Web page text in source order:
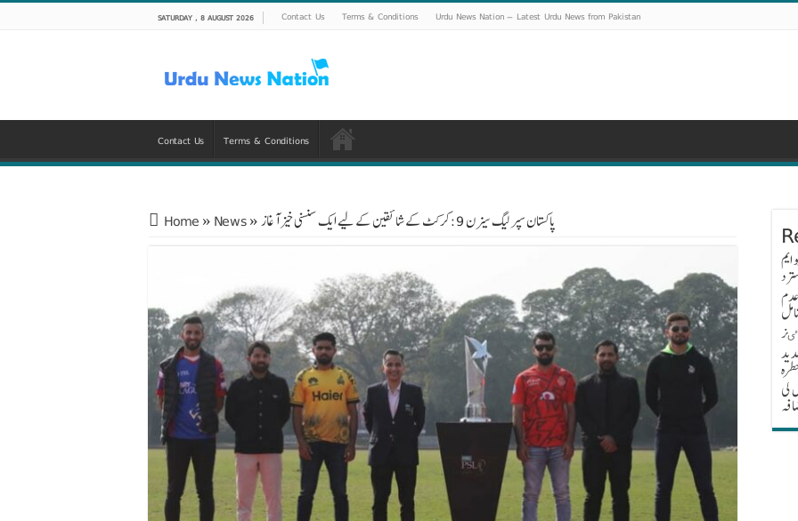
SATURDAY , 8 AUGUST 2026 Contact Us Terms & Conditions Urdu News Nation – Latest Urdu News from Pakistan
Contact Us Terms & Conditions
Home » News» پاکستان سپر لیگ سیزن 9: کرکٹ کے شائقین کے لیے ایک سنسنی خیز آغاز
کی